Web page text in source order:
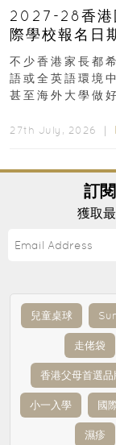
2027-28香港
際學校報名日
不少香港家長都
語或全英語環境
甚至海外大學做
27th July, 2026 ｜
訂閱
獲取
兒童桌球
走佬袋
香港父母首選品
小一入學 國
濕疹